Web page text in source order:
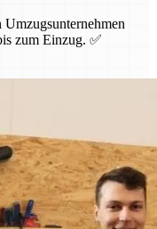
zum Einzug. ✅